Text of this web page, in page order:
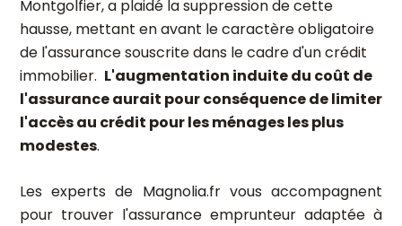
Montgolfier, a plaidé la suppression de cette
hausse, mettant en avant le caractère obligatoire
de l'assurance souscrite dans le cadre d'un crédit
immobilier. L'augmentation induite du coût de
l'assurance aurait pour conséquence de limiter
l'accès au crédit pour les ménages les plus
modestes.
Les experts de Magnolia.fr vous accompagnent
pour trouver l'assurance emprunteur adaptée à